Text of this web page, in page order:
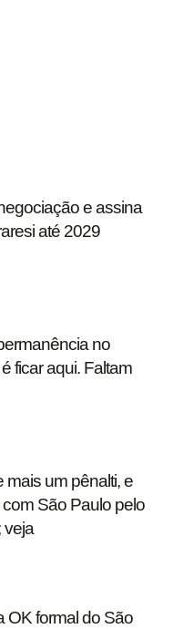
e assina
até 2029
no
ficar aqui. Faltam
mais um pênalti, e
São Paulo pelo
veja
OK formal do São